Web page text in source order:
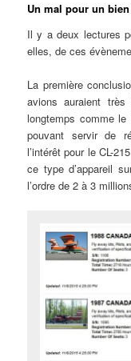
Un mal pour un
Il y a deux lectures
elles, de ces
La première
avions auraient
longtemps comme
pouvant servir de
l’intérêt pour le CL-
ce type d’appareil
l’ordre de 2 à 3